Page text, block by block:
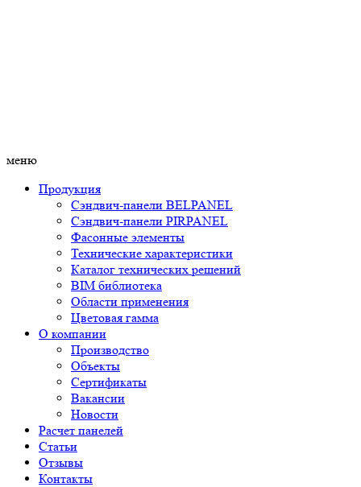
меню
Продукция
Сэндвич-панели BELPANEL
Сэндвич-панели PIRPANEL
Фасонные элементы
Технические характеристики
Каталог технических решений
BIM библиотека
Области применения
Цветовая гамма
О компании
Производство
Объекты
Сертификаты
Вакансии
Новости
Расчет панелей
Статьи
Отзывы
Контакты